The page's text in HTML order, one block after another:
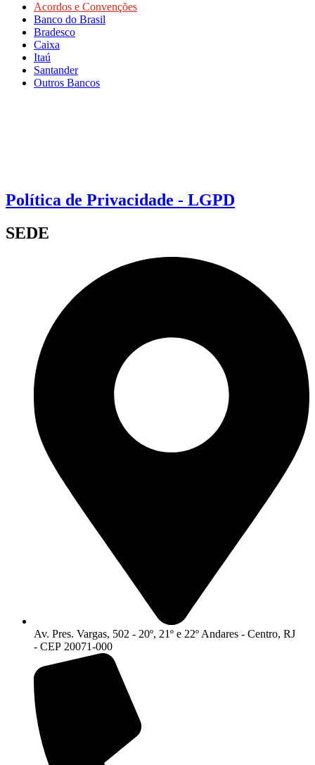
Acordos e Convenções
Banco do Brasil
Bradesco
Caixa
Itaú
Santander
Outros Bancos
Política de Privacidade - LGPD
SEDE
Av. Pres. Vargas, 502 - 20º, 21º e 22º Andares - Centro, RJ
- CEP 20071-000